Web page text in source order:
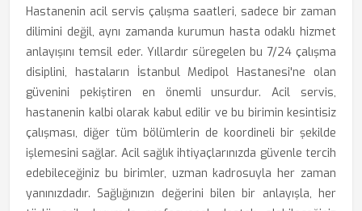
Hastanenin acil servis çalışma saatleri, sadece bir zaman
dilimini değil, aynı zamanda kurumun hasta odaklı hizmet
anlayışını temsil eder. Yıllardır süregelen bu 7/24 çalışma
disiplini, hastaların İstanbul Medipol Hastanesi'ne olan
güvenini pekiştiren en önemli unsurdur. Acil servis,
hastanenin kalbi olarak kabul edilir ve bu birimin kesintisiz
çalışması, diğer tüm bölümlerin de koordineli bir şekilde
işlemesini sağlar. Acil sağlık ihtiyaçlarınızda güvenle tercih
edebileceğiniz bu birimler, uzman kadrosuyla her zaman
yanınızdadır. Sağlığınızın değerini bilen bir anlayışla, her